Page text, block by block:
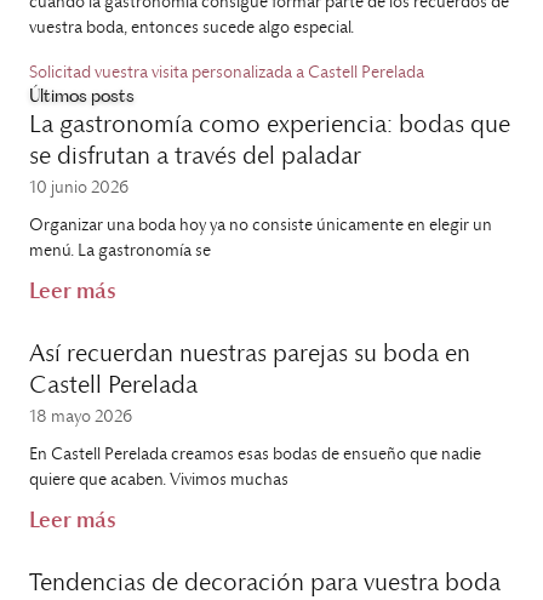
vuestra boda, entonces sucede algo especial.
Solicitad vuestra visita personalizada a Castell Perelada
Últimos posts
La gastronomía como experiencia: bodas que
se disfrutan a través del paladar
10 junio 2026
Organizar una boda hoy ya no consiste únicamente en elegir un
menú. La gastronomía se
Leer más
Así recuerdan nuestras parejas su boda en
Castell Perelada
18 mayo 2026
En Castell Perelada creamos esas bodas de ensueño que nadie
quiere que acaben. Vivimos muchas
Leer más
Tendencias de decoración para vuestra boda